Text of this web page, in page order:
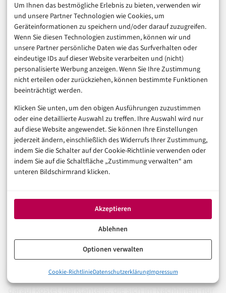
Um Ihnen das bestmögliche Erlebnis zu bieten, verwenden wir
und unsere Partner Technologien wie Cookies, um
Geräteinformationen zu speichern und/oder darauf zuzugreifen.
Wenn Sie diesen Technologien zustimmen, können wir und
unsere Partner persönliche Daten wie das Surfverhalten oder
eindeutige IDs auf dieser Website verarbeiten und (nicht)
personalisierte Werbung anzeigen. Wenn Sie Ihre Zustimmung
nicht erteilen oder zurückziehen, können bestimmte Funktionen
beeinträchtigt werden.
Klicken Sie unten, um den obigen Ausführungen zuzustimmen
oder eine detaillierte Auswahl zu treffen. Ihre Auswahl wird nur
auf diese Website angewendet. Sie können Ihre Einstellungen
jederzeit ändern, einschließlich des Widerrufs Ihrer Zustimmung,
indem Sie die Schalter auf der Cookie-Richtlinie verwenden oder
indem Sie auf die Schaltfläche „Zustimmung verwalten“ am
unteren Bildschirmrand klicken.
Akzeptieren
Ablehnen
Optionen verwalten
Cookie-RichtlinieDatenschutzerklärungImpressum
echte Markteintrittsbarriere. In den Niederlanden ist
iDEAL nach wie vor dominant; polnische Käufer greifen
stark auf BLIK zurück; in Skandinavien bestimmen
Swish und ähnliche Instant-Payment-Lösungen das
Nutzungsverhalten. Wer diese Präferenzen nicht von
Anfang an in der Checkout-Architektur berücksichtigt,
startet in jedem neuen Markt mit einem strukturellen
Conversion-Nachteil gegenüber lokalen
Wettbewerbern.
Das bedeutet in der Praxis: Marktexpansionen sollten
Payment-Readiness als eigenständiges Kriterium im
einem neuen Land gehört eine Analyse der
meistgenutzten lokalen Zahlungsmethoden genauso
zur Vorbereitung wie die Lokalisierung von
Produkttexten oder die Klärung steuerrechtlicher
Anforderungen. Die technische Integration lokaler
APMs kostet Zeit und Ressourcen – aber der Verzicht
darauf kostet Marktanteile, die sich im Nachhinein nur
Der Kartenanteil schrumpft – und Marktplätze merken es als